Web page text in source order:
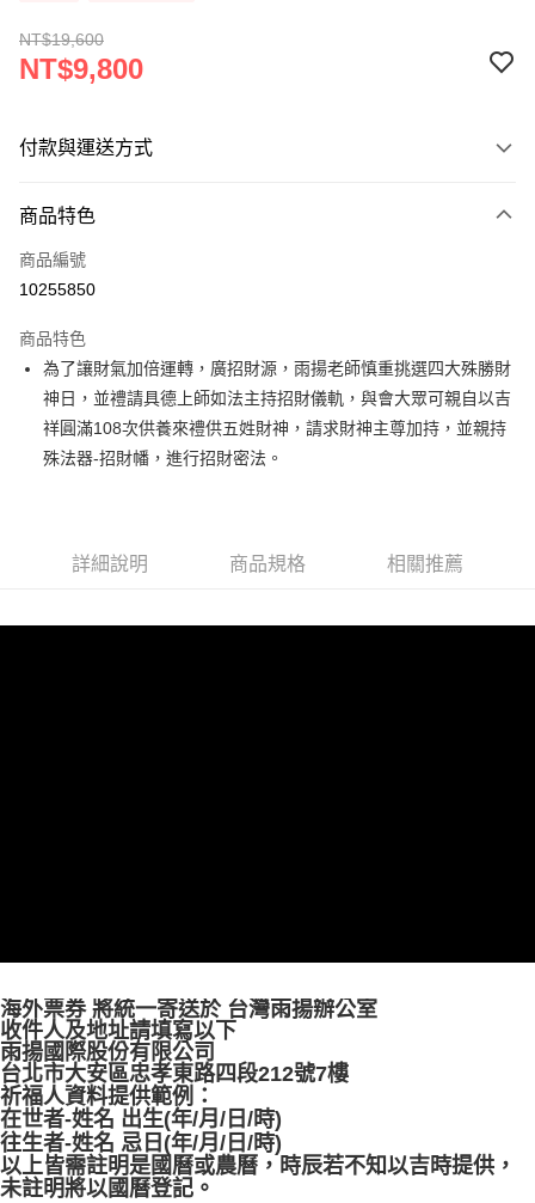
NT$19,600
NT$9,800
付款與運送方式
信用卡一次付款
Apple Pay
運送方式
海外國際空運 查看運費
商品特色
商品編號
10255850
商品特色
為了讓財氣加倍運轉，廣招財源，雨揚老師慎重挑選四大殊勝財
神日，並禮請具德上師如法主持招財儀軌，與會大眾可親自以吉
祥圓滿108次供養來禮供五姓財神，請求財神主尊加持，並親持
殊法器-招財幡，進行招財密法。
詳細說明 商品規格 相關推薦
海外票券 將統一寄送於 台灣雨揚辦公室
收件人及地址請填寫以下
雨揚國際股份有限公司
台北市大安區忠孝東路四段212號7樓
祈福人資料提供範例：
在世者-姓名 出生(年/月/日/時)
往生者-姓名 忌日(年/月/日/時)
以上皆需註明是國曆或農曆，時辰若不知以吉時提供，
未註明將以國曆登記。